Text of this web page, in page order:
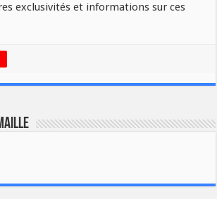
exclusivités et informations sur ces